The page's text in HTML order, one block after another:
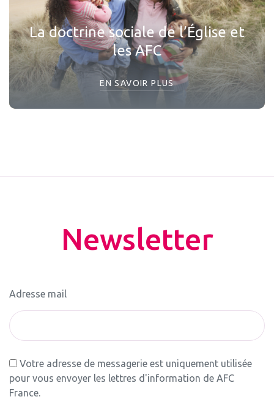
La doctrine sociale de l’Église et
les AFC
EN SAVOIR PLUS
Newsletter
Adresse mail
Votre adresse de messagerie est uniquement utilisée
pour vous envoyer les lettres d'information de AFC
France.